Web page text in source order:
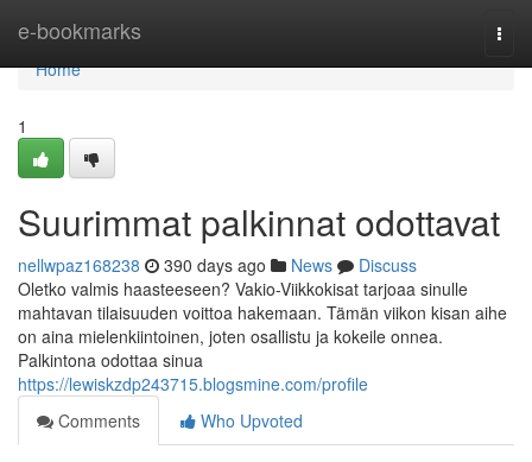
e-bookmarks
Home
Home
1
Suurimmat palkinnat odottavat
nellwpaz168238 390 days ago News
Discuss
Oletko valmis haasteeseen? Vakio-Viikkokisat tarjoaa sinulle
mahtavan tilaisuuden voittoa hakemaan. Tämän viikon kisan aihe
on aina mielenkiintoinen, joten osallistu ja kokeile onnea.
Palkintona odottaa sinua
https://lewiskzdp243715.blogsmine.com/profile
Comments
Who Upvoted